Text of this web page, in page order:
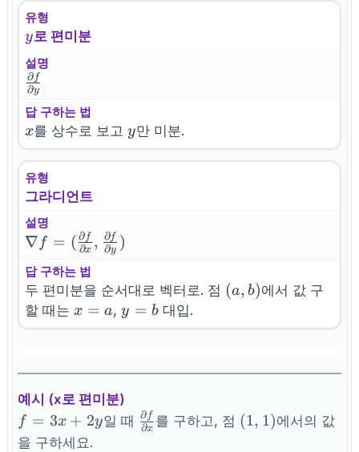
유형
y
y로 편미분
설명
\frac{\partial
f}{\partial y}
∂y
∂f
답 구하는 법
x
x를 상수로 보고 y
y만 미분.
유형
그라디언트
설명
\nabla f =
(\frac{\partial
f}{\partial x},
\frac{\partial
f}{\partial y})
∇ f = ( ∂x
∂ f , ∂y
∂f )
답 구하는 법
두 편미분을 순서대로 벡터로. 점 (a,b)
(a, b)에서 값 구
할 때는 x=a
x = a,y=b
y = b 대입.
예시 (x로 편미분)
f=3x+2y
f = 3x + 2y일 때 \frac{\partial
∂x
∂ f 를 구하고, 점 (1,1)
(1, 1)에서의 값
을 구하세요.